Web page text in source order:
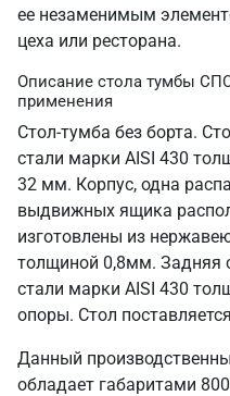
ее незаменимым
цеха или ресторана.
Описание стола тумбы
применения
Стол-тумба без борта.
стали марки AISI 430
32 мм. Корпус, одна
выдвижных ящика
изготовлены из
толщиной 0,8мм. Задняя
стали марки AISI 430
опоры. Стол
Данный
обладает габаритами